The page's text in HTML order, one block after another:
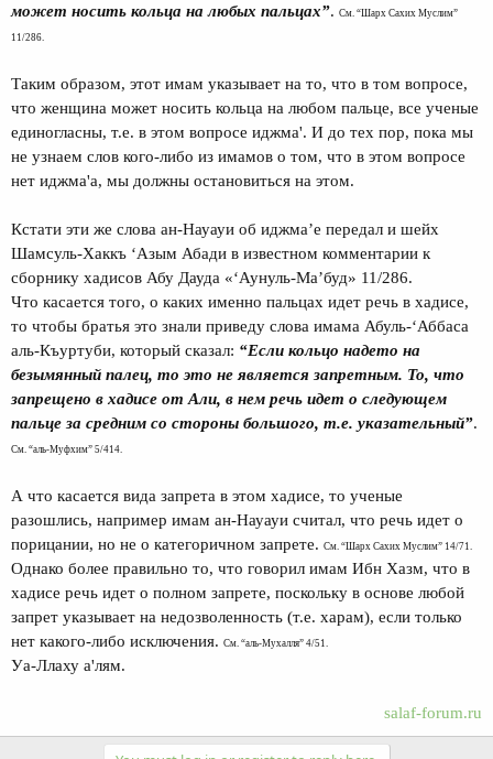
может носить кольца на любых пальцах”. См. “Шарх Сахих Муслим”
11/286.
Таким образом, этот имам указывает на то, что в том вопросе,
что женщина может носить кольца на любом пальце, все ученые
единогласны, т.е. в этом вопросе иджма'. И до тех пор, пока мы
не узнаем слов кого-либо из имамов о том, что в этом вопросе
нет иджма'а, мы должны остановиться на этом.
Кстати эти же слова ан-Науауи об иджма’е передал и шейх
Шамсуль-Хаккъ ‘Азым Абади в известном комментарии к
сборнику хадисов Абу Дауда «‘Аунуль-Ма’буд» 11/286.
Что касается того, о каких именно пальцах идет речь в хадисе,
то чтобы братья это знали приведу слова имама Абуль-‘Аббаса
аль-Къуртуби, который сказал: “Если кольцо надето на
безымянный палец, то это не является запретным. То, что
запрещено в хадисе от Али, в нем речь идет о следующем
пальце за средним со стороны большого, т.е. указательный”.
См. “аль-Муфхим” 5/414.
А что касается вида запрета в этом хадисе, то ученые
разошлись, например имам ан-Науауи считал, что речь идет о
порицании, но не о категоричном запрете. См. “Шарх Сахих Муслим” 14/71.
Однако более правильно то, что говорил имам Ибн Хазм, что в
хадисе речь идет о полном запрете, поскольку в основе любой
запрет указывает на недозволенность (т.е. харам), если только
нет какого-либо исключения. См. “аль-Мухалля” 4/51.
Уа-Ллаху а'лям.
salaf-forum.ru